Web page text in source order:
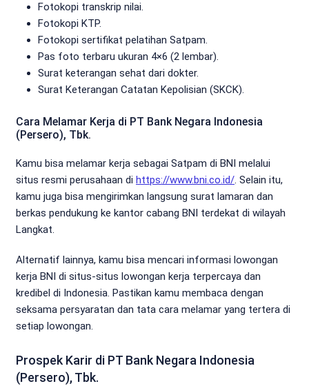
Fotokopi transkrip nilai.
Fotokopi KTP.
Fotokopi sertifikat pelatihan Satpam.
Pas foto terbaru ukuran 4×6 (2 lembar).
Surat keterangan sehat dari dokter.
Surat Keterangan Catatan Kepolisian (SKCK).
Cara Melamar Kerja di PT Bank Negara Indonesia
(Persero), Tbk.
Kamu bisa melamar kerja sebagai Satpam di BNI melalui
situs resmi perusahaan di https://www.bni.co.id/. Selain itu,
kamu juga bisa mengirimkan langsung surat lamaran dan
berkas pendukung ke kantor cabang BNI terdekat di wilayah
Langkat.
Alternatif lainnya, kamu bisa mencari informasi lowongan
kerja BNI di situs-situs lowongan kerja terpercaya dan
kredibel di Indonesia. Pastikan kamu membaca dengan
seksama persyaratan dan tata cara melamar yang tertera di
setiap lowongan.
Prospek Karir di PT Bank Negara Indonesia
(Persero), Tbk.